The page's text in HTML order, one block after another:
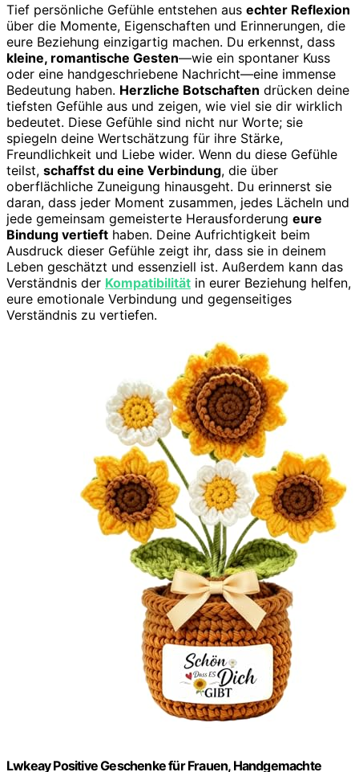
Tief persönliche Gefühle entstehen aus echter Reflexion
über die Momente, Eigenschaften und Erinnerungen, die
eure Beziehung einzigartig machen. Du erkennst, dass
kleine, romantische Gesten—wie ein spontaner Kuss
oder eine handgeschriebene Nachricht—eine immense
Bedeutung haben. Herzliche Botschaften drücken deine
tiefsten Gefühle aus und zeigen, wie viel sie dir wirklich
bedeutet. Diese Gefühle sind nicht nur Worte; sie
spiegeln deine Wertschätzung für ihre Stärke,
Freundlichkeit und Liebe wider. Wenn du diese Gefühle
teilst, schaffst du eine Verbindung, die über
oberflächliche Zuneigung hinausgeht. Du erinnerst sie
daran, dass jeder Moment zusammen, jedes Lächeln und
jede gemeinsam gemeisterte Herausforderung eure
Bindung vertieft haben. Deine Aufrichtigkeit beim
Ausdruck dieser Gefühle zeigt ihr, dass sie in deinem
Leben geschätzt und essenziell ist. Außerdem kann das
Verständnis der Kompatibilität in eurer Beziehung helfen,
eure emotionale Verbindung und gegenseitiges
Verständnis zu vertiefen.
Lwkeay Positive Geschenke für Frauen, Handgemachte